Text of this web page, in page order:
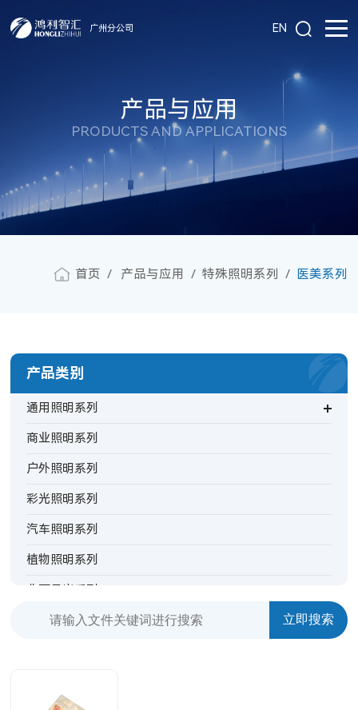
广州分公司 EN
产品与应用
PRODUCTS AND APPLICATIONS
首页 产品与应用 特殊照明系列 医美系列
产品类别
通用照明系列
商业照明系列
户外照明系列
彩光照明系列
汽车照明系列
植物照明系列
非可见光系列
背光指示系列